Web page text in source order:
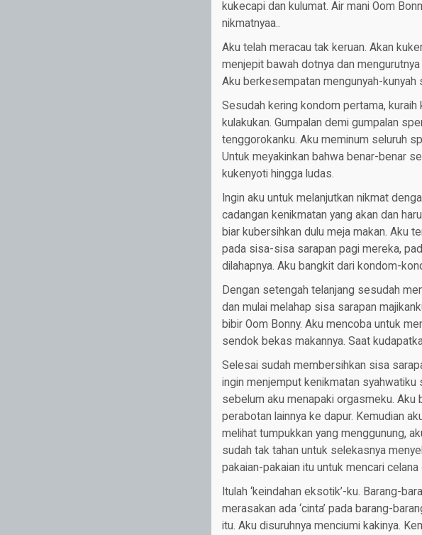
kukecapi dan kulumat. Air mani Oom
nikmatnyaa..
Aku telah meracau tak keruan. Akan
menjepit bawah dotnya dan
Aku berkesempatan mengunyah-kunyah
Sesudah kering kondom pertama,
kulakukan. Gumpalan demi gumpalan
tenggorokanku. Aku meminum seluruh
Untuk meyakinkan bahwa benar-benar
kukenyoti hingga ludas.
Ingin aku untuk melanjutkan nikmat
cadangan kenikmatan yang akan dan
biar kubersihkan dulu meja makan. Aku
pada sisa-sisa sarapan pagi mereka,
dilahapnya. Aku bangkit dari kondom-
Dengan setengah telanjang sesudah
dan mulai melahap sisa sarapan
bibir Oom Bonny. Aku mencoba untuk
sendok bekas makannya. Saat
Selesai sudah membersihkan sisa
ingin menjemput kenikmatan
sebelum aku menapaki orgasmeku.
perabotan lainnya ke dapur. Kemudian
melihat tumpukkan yang menggunung,
sudah tak tahan untuk selekasnya
pakaian-pakaian itu untuk mencari
Itulah ‘keindahan eksotik’-ku. Barang-
merasakan ada ‘cinta’ pada barang-
itu. Aku disuruhnya menciumi kakinya.